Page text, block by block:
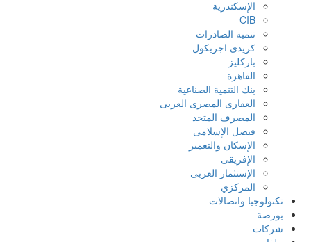
الإسكندرية
CIB
تنمية الصادرات
كريدى اجريكول
باركليز
القاهرة
بنك التنمية الصناعية
العقارى المصرى العربى
المصرف المتحد
فيصل الإسلامى
الإسكان والتعمير
الإفريقى
الإستثمار العربى
المركزي
تكنولوجيا واتصالات
بورصة
شركات